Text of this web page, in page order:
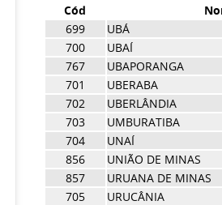
Cód
699
UBÁ
700
UBAÍ
767
UBAPORANGA
701
UBERABA
702
UBERLÂNDIA
703
UMBURATIBA
704
UNAÍ
856
UNIÃO DE MINAS
857
URUANA DE MINAS
705
URUCÂNIA